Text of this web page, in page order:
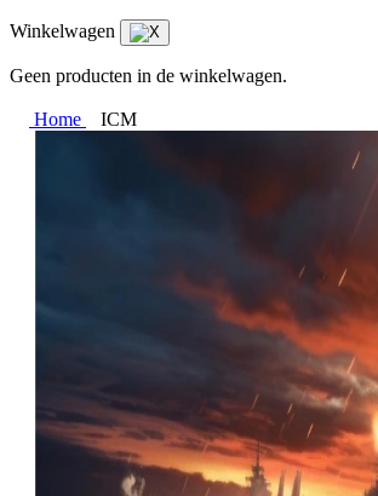
Winkelwagen
Geen producten in de winkelwagen.
Home ICM